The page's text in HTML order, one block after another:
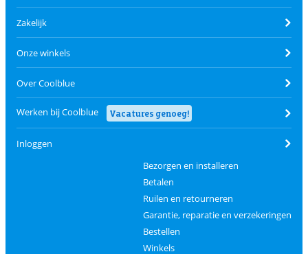
Zakelijk
Onze winkels
Over Coolblue
Werken bij Coolblue Vacatures genoeg!
Inloggen
Bezorgen en installeren
Betalen
Ruilen en retourneren
Garantie, reparatie en verzekeringen
Bestellen
Winkels